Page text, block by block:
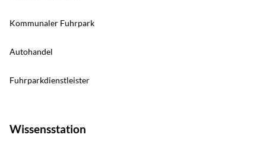
Kommunaler Fuhrpark
Autohandel
Fuhrparkdienstleister
Wissensstation